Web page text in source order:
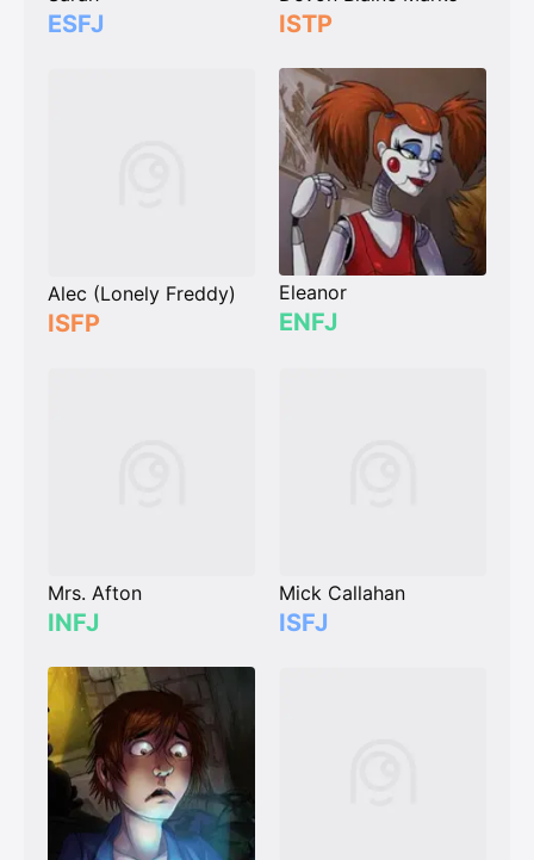
ESFJ ISTP
Alec (Lonely Freddy)
ISFP
Eleanor
ENFJ
Mrs. Afton
INFJ
Mick Callahan
ISFJ